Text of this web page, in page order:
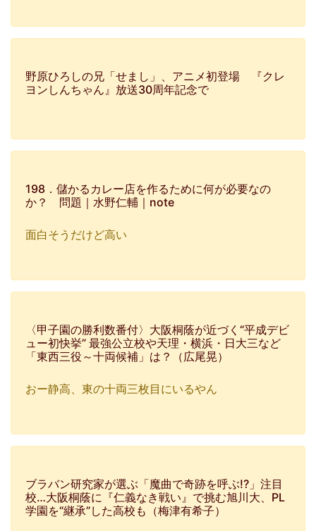
野原ひろしの兄「せまし」、アニメ初登場 『クレ
ヨンしんちゃん』放送30周年記念で
198．儲かるカレー店を作るために何が必要なの
か？ 問題｜水野仁輔｜note
面白そうだけど高い
〈甲子園の勝利数番付〉大阪桐蔭が近づく“平成デビ
ュー初快挙” 最強公立校や天理・横浜・日大三など
「東西三役～十両候補」は？（広尾晃）
おー静高、東の十両三枚目にいるやん
ブラバン研究家が選ぶ「魔曲で奇跡を呼ぶ!?」注目
校…大阪桐蔭に『仁義なき戦い』で挑む旭川大、PL
学園を“継承”した高校も（梅津有希子）